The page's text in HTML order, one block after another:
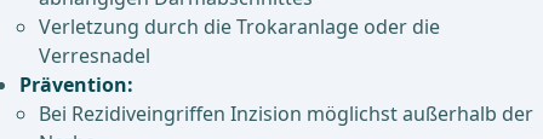
Verletzung durch die Trokaranlage oder die
Verresnadel
Prävention:
Bei Rezidiveingriffen Inzision möglichst außerhalb der